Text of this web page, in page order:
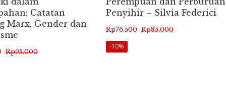
Catatan
Marx, Gender dan
Rp95.000
Penyihir – Silvia Federici
Rp85.000
Harga
aslinya
Rp76.500
Harga
saat
-10%